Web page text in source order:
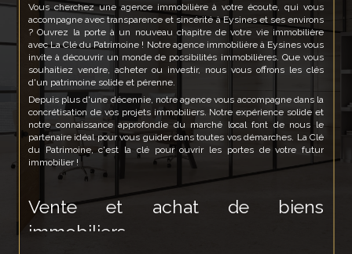
Vous cherchez une agence immobilière à votre écoute, qui vous
accompagne avec transparence et sincérité à Eysines et ses environs
? Ouvrez la porte à un nouveau chapitre de votre vie immobilière
avec La Clé du Patrimoine ! Notre agence immobilière à Eysines vous
invite à découvrir un monde de possibilités immobilières. Que vous
souhaitiez vendre, acheter ou investir, nous vous offrons les clés
d'un patrimoine solide et pérenne.
Depuis plus d'une décennie, notre agence vous accompagne dans la
concrétisation de vos projets immobiliers. Notre expérience solide et
notre connaissance approfondie du marché local font de nous le
partenaire idéal pour vous guider dans toutes vos démarches. La Clé
du Patrimoine, c'est la clé pour ouvrir les portes de votre futur
immobilier !
Vente et achat de biens
immobiliers